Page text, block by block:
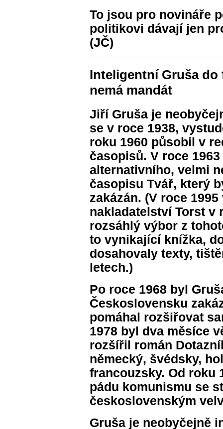
To jsou pro novináře
politikovi dávají jen
(JČ)
Inteligentní Gruša
nemá mandát
Jiří Gruša je
se v roce 1938,
roku 1960 působil v
časopisů. V roce
alternativního, velmi
časopisu Tvář, který
zakázán. (V roce
nakladatelství Torst v
rozsáhlý výbor z
to vynikající knížka,
dosahovaly texty,
letech.)
Po roce 1968 byl
Československu
pomáhal rozšiřovat
1978 byl dva měsíce
rozšířil román
německý, švédsky,
francouzsky. Od roku
pádu komunismu se
československým
Gruša je neobyčejně